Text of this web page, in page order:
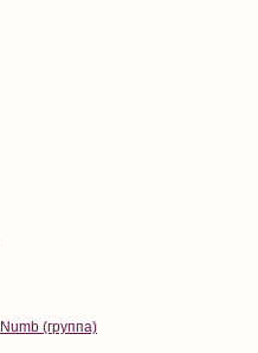
Numb (группа)